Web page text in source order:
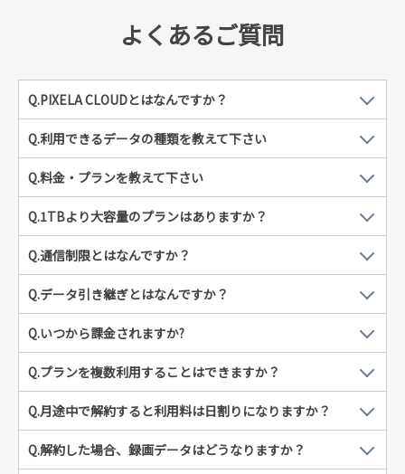
よくあるご質問
Q.PIXELA CLOUDとはなんですか？
Q.利用できるデータの種類を教えて下さい
Q.料金・プランを教えて下さい
Q.1TBより大容量のプランはありますか？
Q.通信制限とはなんですか？
Q.データ引き継ぎとはなんですか？
Q.いつから課金されますか?
Q.プランを複数利用することはできますか？
Q.月途中で解約すると利用料は日割りになりますか？
Q.解約した場合、録画データはどうなりますか？